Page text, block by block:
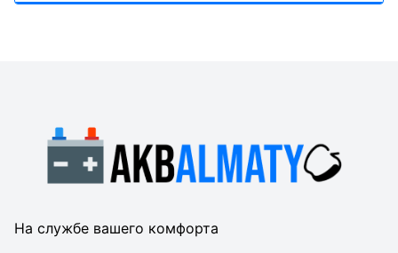
На службе вашего комфорта